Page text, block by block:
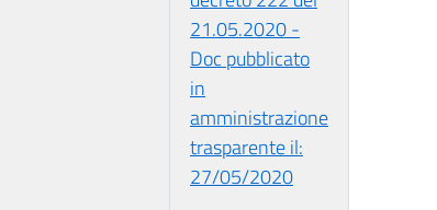
21.05.2020 -
Doc pubblicato
in
amministrazione
trasparente il:
27/05/2020